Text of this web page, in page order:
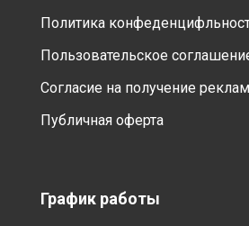
Политика
Пользовательское
Согласие на получение
Публичная оферта
График работы